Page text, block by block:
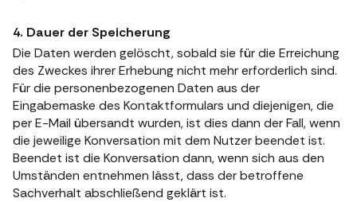
4. Dauer der Speicherung
Die Daten werden gelöscht, sobald sie für die Erreichung
des Zweckes ihrer Erhebung nicht mehr erforderlich sind.
Für die personenbezogenen Daten aus der
Eingabemaske des Kontaktformulars und diejenigen, die
per E-Mail übersandt wurden, ist dies dann der Fall, wenn
die jeweilige Konversation mit dem Nutzer beendet ist.
Beendet ist die Konversation dann, wenn sich aus den
Umständen entnehmen lässt, dass der betroffene
Sachverhalt abschließend geklärt ist.